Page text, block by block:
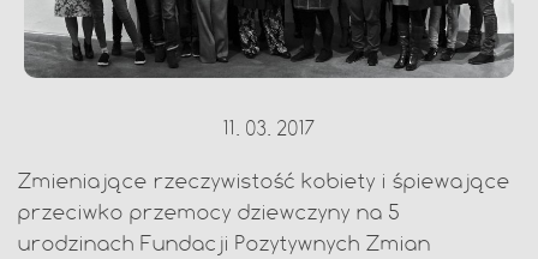
11. 03. 2017
Zmieniające rzeczywistość kobiety i śpiewające
przeciwko przemocy dziewczyny na 5
urodzinach Fundacji Pozytywnych Zmian